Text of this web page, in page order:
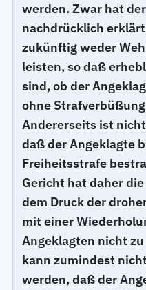
werden. Zwar hat
nachdrücklich
zukünftig weder
leisten, so daß
sind, ob der
ohne
Andererseits ist
daß der Angeklagte
Freiheitsstrafe
Gericht hat daher
dem Druck der
mit einer
Angeklagten nicht
kann zumindest
werden, daß der